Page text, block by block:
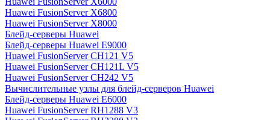
Huawei FusionServer X6800
Huawei FusionServer X8000
Блейд-серверы Huawei
Блейд-серверы Huawei E9000
Huawei FusionServer CH121 V5
Huawei FusionServer CH121L V5
Huawei FusionServer CH242 V5
Вычислительные узлы для блейд-серверов Huawei
Блейд-серверы Huawei E6000
Huawei FusionServer RH1288 V3